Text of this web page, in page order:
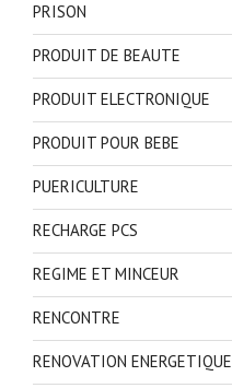
PRISON
PRODUIT DE BEAUTE
PRODUIT ELECTRONIQUE
PRODUIT POUR BEBE
PUERICULTURE
RECHARGE PCS
REGIME ET MINCEUR
RENCONTRE
RENOVATION ENERGETIQUE